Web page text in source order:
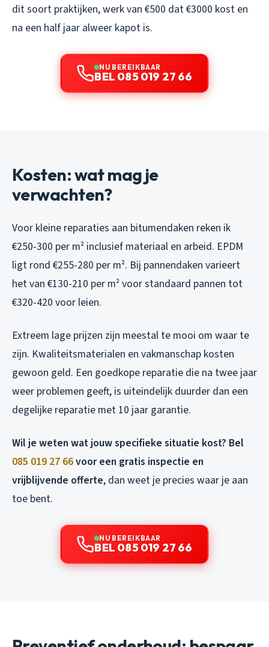
dit soort praktijken, werk van €500 dat €3000 kost en
na een half jaar alweer kapot is.
NU BEREIKBAAR
BEL 085 019 27 66
Kosten: wat mag je
verwachten?
Voor kleine reparaties aan bitumendaken reken ik
€250-300 per m² inclusief materiaal en arbeid. EPDM
ligt rond €255-280 per m². Bij pannendaken varieert
het van €130-210 per m² voor standaard pannen tot
€320-420 voor leien.
Extreem lage prijzen zijn meestal te mooi om waar te
zijn. Kwaliteitsmaterialen en vakmanschap kosten
gewoon geld. Een goedkope reparatie die na twee jaar
weer problemen geeft, is uiteindelijk duurder dan een
degelijke reparatie met 10 jaar garantie.
Wil je weten wat jouw specifieke situatie kost? Bel
085 019 27 66voor een gratis inspectie en
vrijblijvende offerte, dan weet je precies waar je aan
toe bent.
NU BEREIKBAAR
BEL 085 019 27 66